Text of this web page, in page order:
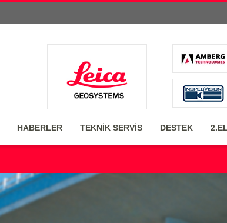
HABERLER TEKNİK SERVİS DESTEK